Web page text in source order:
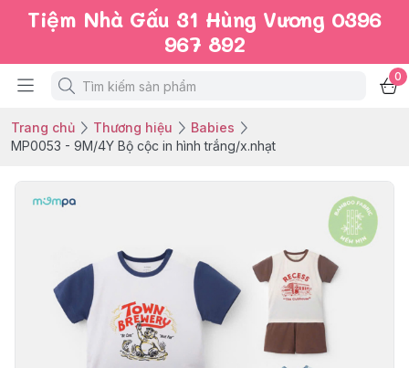
Tiệm Nhà Gấu 31 Hùng Vương 0396
967 892
0
Trang chủ Thương hiệu
Babies
MP0053 - 9M/4Y Bộ cộc in hình trắng/x.nhạt